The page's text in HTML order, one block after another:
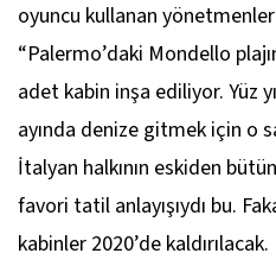
oyuncu kullanan
“Palermo’daki Mondello
adet kabin inşa ediliyor. Yüz
ayında denize gitmek için o
İtalyan halkının eskiden
favori tatil anlayışıydı bu.
kabinler 2020’de